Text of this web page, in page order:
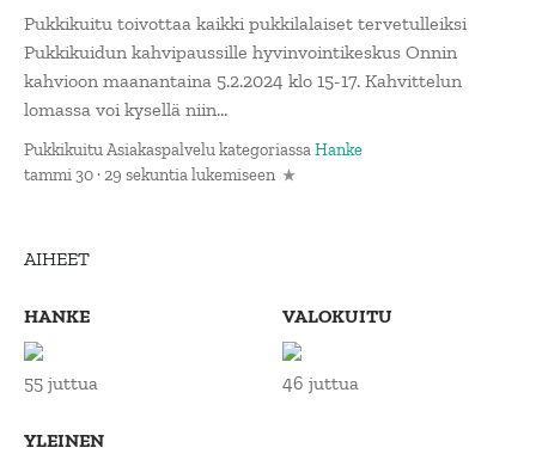
Pukkikuitu toivottaa kaikki pukkilalaiset tervetulleiksi
Pukkikuidun kahvipaussille hyvinvointikeskus Onnin
kahvioon maanantaina 5.2.2024 klo 15-17. Kahvittelun
lomassa voi kysellä niin...
Pukkikuitu AsiakaspalvelukategoriassaHanke
tammi 30 · 29 sekuntia lukemiseen
AIHEET
HANKE
55 juttua
VALOKUITU
46 juttua
YLEINEN